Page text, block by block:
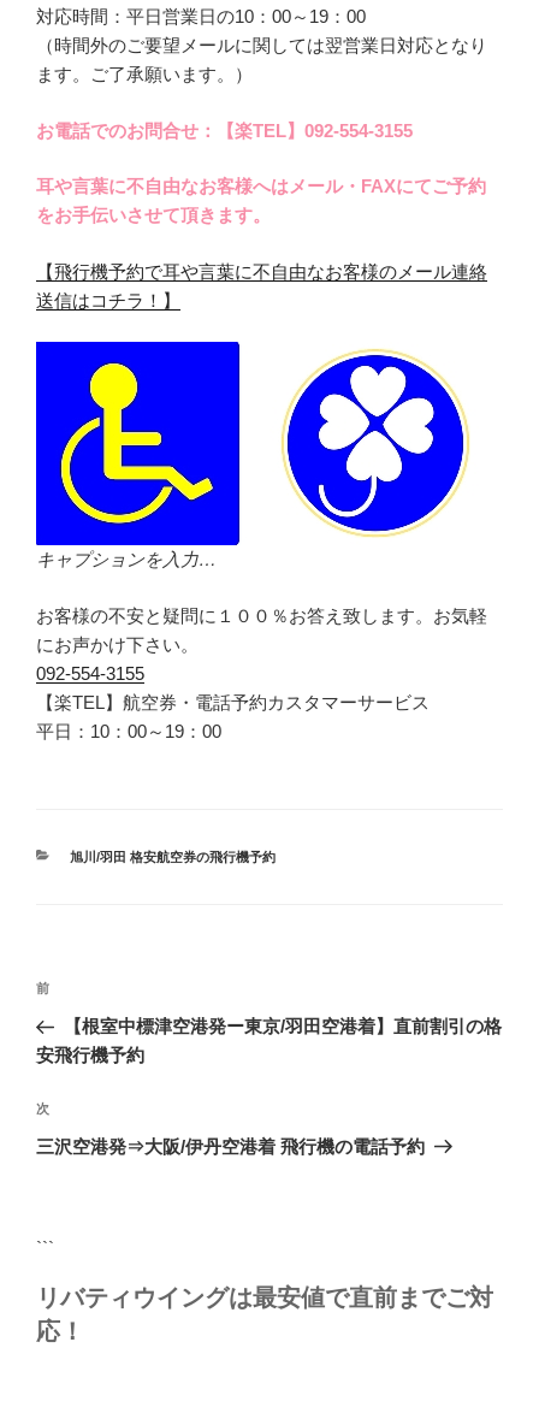
対応時間：平日営業日の10：00～19：00
（時間外のご要望メールに関しては翌営業日対応となり
ます。ご了承願います。）
お電話でのお問合せ：【楽TEL】092-554-3155
耳や言葉に不自由なお客様へはメール・FAXにてご予約
をお手伝いさせて頂きます。
【飛行機予約で耳や言葉に不自由なお客様のメール連絡
送信はコチラ！】
キャプションを入力…
お客様の不安と疑問に１００％お答え致します。お気軽
にお声かけ下さい。
092-554-3155
【楽TEL】航空券・電話予約カスタマーサービス
平日：10：00～19：00
カ
旭川/羽田 格安航空券の飛行機予約
投
ナ
ゲ
ー
ン
前
の
投
前
【根室中標津空港発ー東京/羽田空港着】直前割引の格
安飛行機予約
次
の
次
三沢空港発⇒大阪/伊丹空港着 飛行機の電話予約
```
リバティウイングは最安値で直前までご対
応！